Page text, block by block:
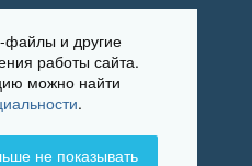
7, офис 270
- 18:00
звонок
и другие
работы сайта.
можно найти
.
не показывать